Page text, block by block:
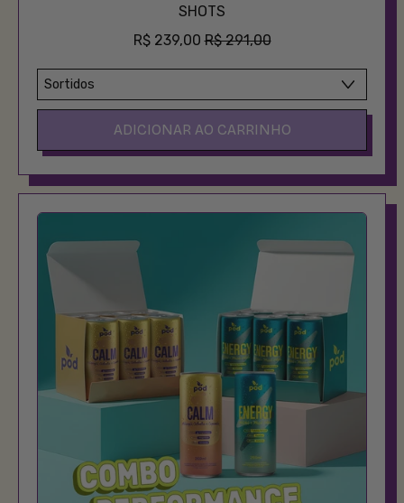
SHOTS
R$ 239,00
PREÇO PROMOCIONAL
R$ 291,00
ADICIONAR AO CARRINHO
,
COMBO
INTESTINO:
12
Kombuchas
Shots